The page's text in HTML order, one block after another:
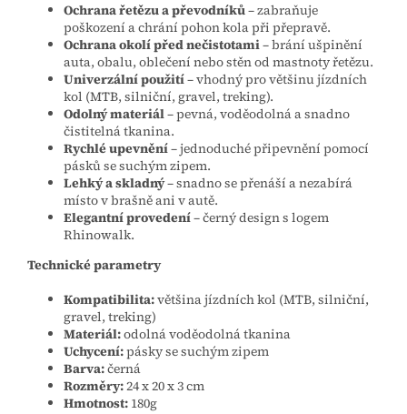
Ochrana řetězu a převodníků– zabraňuje
poškození a chrání pohon kola při přepravě.
Ochrana okolí před nečistotami– brání ušpinění
auta, obalu, oblečení nebo stěn od mastnoty řetězu.
Univerzální použití– vhodný pro většinu jízdních
kol (MTB, silniční, gravel, treking).
Odolný materiál– pevná, voděodolná a snadno
čistitelná tkanina.
Rychlé upevnění– jednoduché připevnění pomocí
pásků se suchým zipem.
Lehký a skladný– snadno se přenáší a nezabírá
místo v brašně ani v autě.
Elegantní provedení– černý design s logem
Rhinowalk.
Technické parametry
Kompatibilita:většina jízdních kol (MTB, silniční,
gravel, treking)
Materiál:odolná voděodolná tkanina
Uchycení:pásky se suchým zipem
Barva:černá
Rozměry:24 x 20 x 3 cm
Hmotnost: 180g